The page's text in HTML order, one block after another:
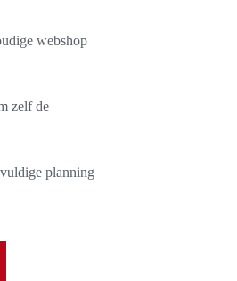
webshop
zelf de
planning